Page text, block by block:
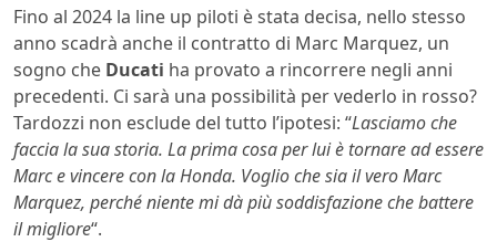
Fino al 2024 la line up piloti è stata decisa, nello stesso
anno scadrà anche il contratto di Marc Marquez, un
sogno che Ducati ha provato a rincorrere negli anni
precedenti. Ci sarà una possibilità per vederlo in rosso?
Tardozzi non esclude del tutto l’ipotesi: “Lasciamo che
faccia la sua storia. La prima cosa per lui è tornare ad essere
Marc e vincere con la Honda. Voglio che sia il vero Marc
Marquez, perché niente mi dà più soddisfazione che battere
il migliore“.